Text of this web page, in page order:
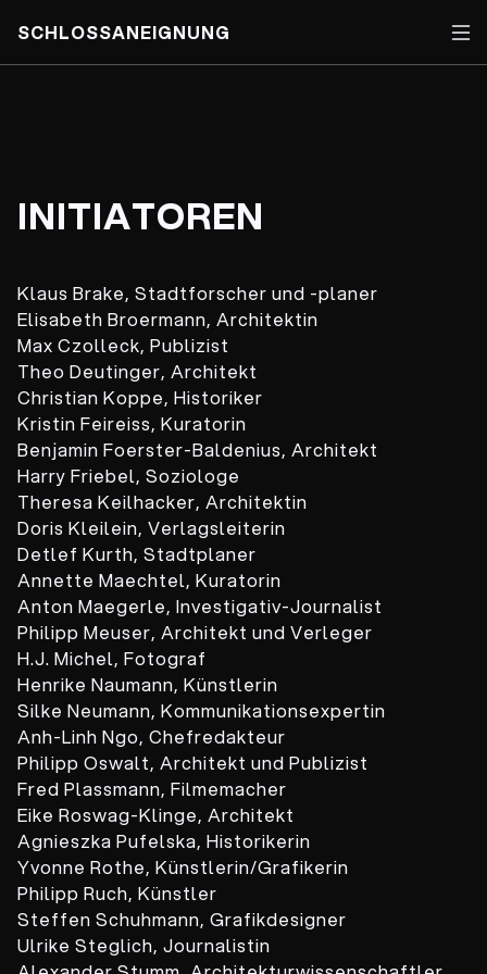
SCHLOSSANEIGNUNG
INITIATOREN
Klaus Brake, Stadtforscher und -planer
Elisabeth Broermann, Architektin
Max Czolleck, Publizist
Theo Deutinger, Architekt
Christian Koppe, Historiker
Kristin Feireiss, Kuratorin
Benjamin Foerster-Baldenius, Architekt
Harry Friebel, Soziologe
Theresa Keilhacker, Architektin
Doris Kleilein, Verlagsleiterin
Detlef Kurth, Stadtplaner
Annette Maechtel, Kuratorin
Anton Maegerle, Investigativ-Journalist
Philipp Meuser, Architekt und Verleger
H.J. Michel, Fotograf
Henrike Naumann, Künstlerin
Silke Neumann, Kommunikationsexpertin
Anh-Linh Ngo, Chefredakteur
Philipp Oswalt, Architekt und Publizist
Fred Plassmann, Filmemacher
Eike Roswag-Klinge, Architekt
Agnieszka Pufelska, Historikerin
Yvonne Rothe, Künstlerin/Grafikerin
Philipp Ruch, Künstler
Steffen Schuhmann, Grafikdesigner
Ulrike Steglich, Journalistin